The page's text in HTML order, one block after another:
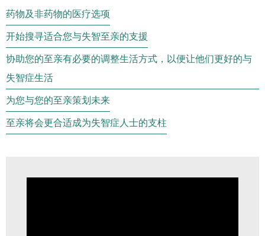
药物及非药物的医疗选项
开始搜寻适合您与失智至亲的支援
协助您的至亲有必要的调整生活方式，以便让他们更好的与
失智症生活
为您与您的至亲策划未来
至亲将会更合适成为失智症人士的支柱